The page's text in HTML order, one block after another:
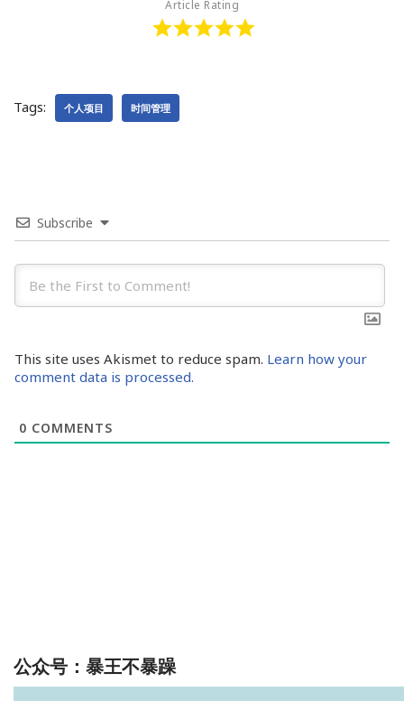
Article Rating
Tags: 个人项目 时间管理
Subscribe
This site uses Akismet to reduce spam. Learn how your
comment data is processed.
0 COMMENTS
公众号：暴王不暴躁